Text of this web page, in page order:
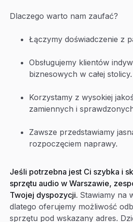
Dlaczego warto nam zaufać?
Łączymy doświadczenie z
Obsługujemy klientów
biznesowych w całej stolicy.
Korzystamy z wysokiej
zamiennych i
Zawsze przedstawiamy
rozpoczęciem naprawy.
Jeśli potrzebna jest Ci szybka i
sprzętu audio w Warszawie,
Twojej dyspozycji. Stawiamy na
dlatego oferujemy możliwość
sprzętu pod wskazany adres.